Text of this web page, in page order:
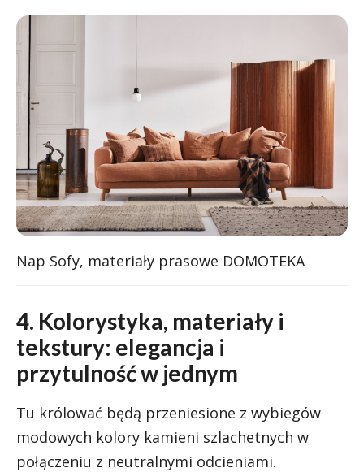
Nap Sofy, materiały prasowe DOMOTEKA
4. Kolorystyka, materiały i
tekstury: elegancja i
przytulność w jednym
Tu królować będą przeniesione z wybiegów
modowych kolory kamieni szlachetnych w
połączeniu z neutralnymi odcieniami.